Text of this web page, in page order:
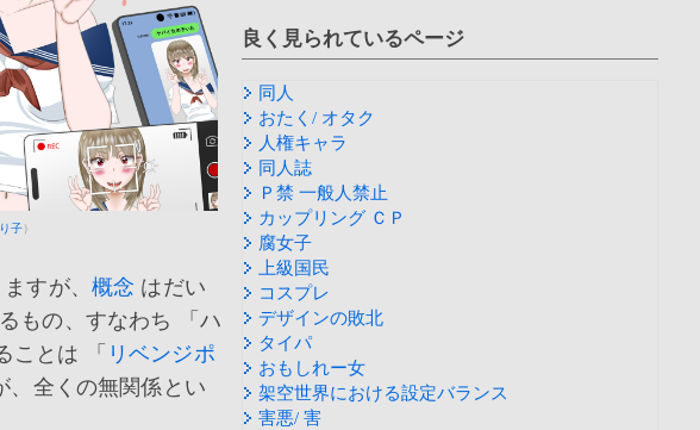
子）
すが、 概念 はだい
もの、すなわち 「ハ
ことは 「 リベンジポ
、全くの無関係とい
良く見られているページ
同人
おたく/ オタク
人権キャラ
同人誌
Ｐ禁 一般人禁止
カップリング ＣＰ
腐女子
上級国民
コスプレ
デザインの敗北
タイパ
おもしれー女
架空世界における設定バランス
害悪/ 害